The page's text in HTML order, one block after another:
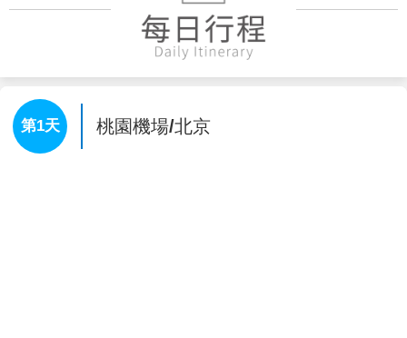
第1天 桃園機場/北京